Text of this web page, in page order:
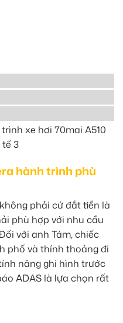
hành trình phù
phải cứ đắt tiền là
phù hợp với nhu cầu
với anh Tám, chiếc
phố và thỉnh thoảng đi
năng ghi hình trước
ADAS là lựa chọn rất